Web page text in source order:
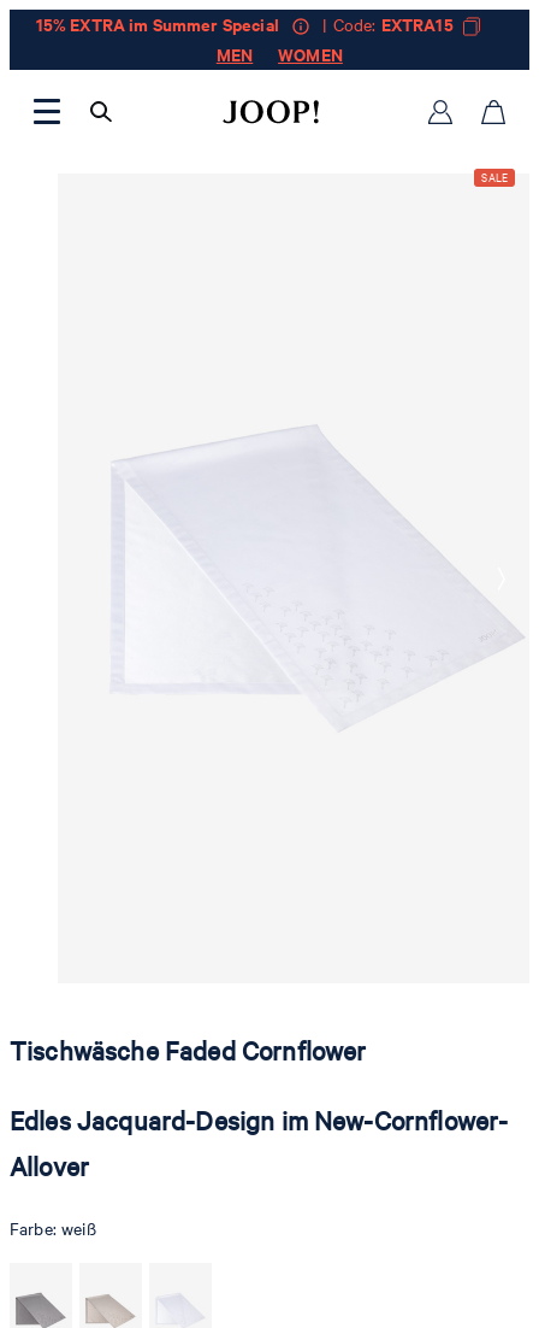
15% EXTRA im Summer Special | Code: EXTRA15
MEN
WOMEN
Tischwäsche Faded Cornflower
Edles Jacquard-Design im New-Cornflower-
Allover
Farbe:weiß